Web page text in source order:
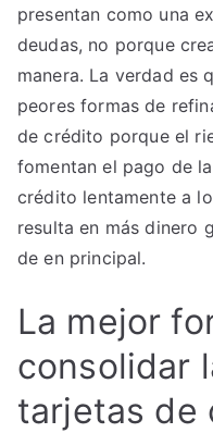
presentan como una
deudas, no porque
manera. La verdad es
peores formas de
de crédito porque el
fomentan el pago de
crédito lentamente a
resulta en más dinero
de en principal.
La mejor
consolidar
tarjetas de